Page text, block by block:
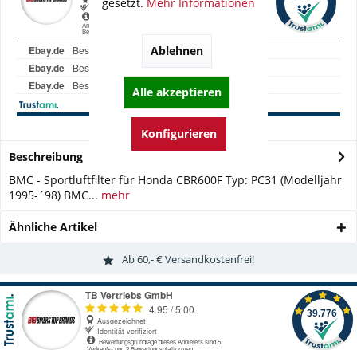
Beschreibung
BMC - Sportluftfilter für Honda CBR600F Typ: PC31 (Modelljahr
1995-´98) BMC... mehr
Ähnliche Artikel
Ab 60,- € Versandkostenfrei!
Ablehnen
Alle akzeptieren
Konfigurieren